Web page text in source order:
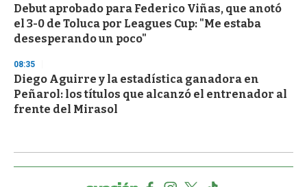
Debut aprobado para Federico Viñas, que anotó
el 3-0 de Toluca por Leagues Cup: "Me estaba
desesperando un poco"
08:35
Diego Aguirre y la estadística ganadora en
Peñarol: los títulos que alcanzó el entrenador al
frente del Mirasol